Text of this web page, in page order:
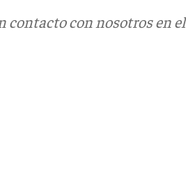
contacto con nosotros en el